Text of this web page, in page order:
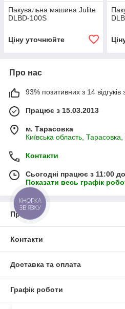
Пакувальна машина Julite
DLBD-100S
Ціну уточнюйте
Про нас
93% позитивних з 14 відгуків
Працює з 15.03.2013
м. Тарасовка
Київська область, Тарасовка,
Контакти
Сьогодні працює з 11:00
Показати весь графік
Про нас
Контакти
Доставка та оплата
Графік роботи
КНОПКА
ЗВ'ЯЗКУ